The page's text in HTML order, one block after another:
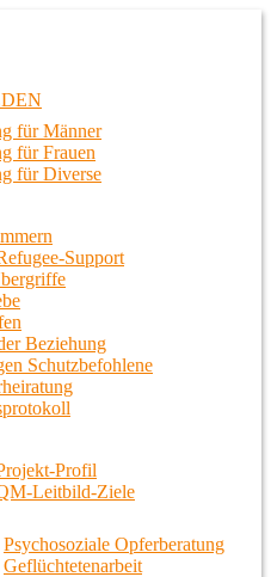
in Berlin
für Männer
für Frauen
für Diverse
Support
Beziehung
Schutzbefohlene
Profil
Leitbild-Ziele
Psychosoziale Opferberatung
Geflüchtetenarbeit